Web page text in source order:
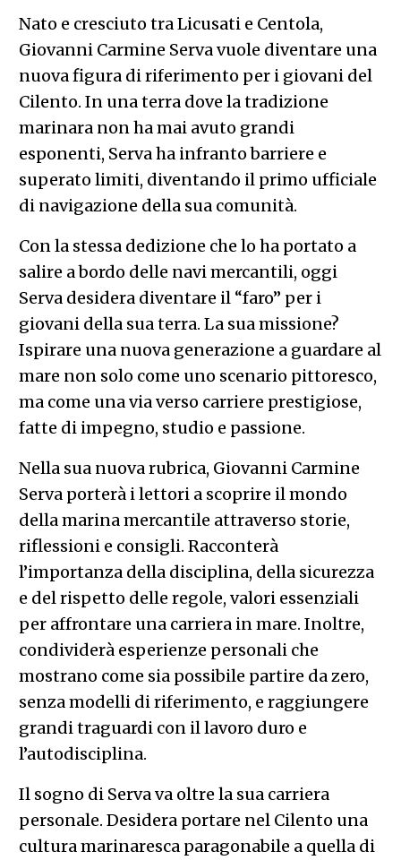
Nato e cresciuto tra Licusati e Centola,
Giovanni Carmine Serva vuole diventare una
nuova figura di riferimento per i giovani del
Cilento. In una terra dove la tradizione
marinara non ha mai avuto grandi
esponenti, Serva ha infranto barriere e
superato limiti, diventando il primo ufficiale
di navigazione della sua comunità.
Con la stessa dedizione che lo ha portato a
salire a bordo delle navi mercantili, oggi
Serva desidera diventare il “faro” per i
giovani della sua terra. La sua missione?
Ispirare una nuova generazione a guardare al
mare non solo come uno scenario pittoresco,
ma come una via verso carriere prestigiose,
fatte di impegno, studio e passione.
Nella sua nuova rubrica, Giovanni Carmine
Serva porterà i lettori a scoprire il mondo
della marina mercantile attraverso storie,
riflessioni e consigli. Racconterà
l’importanza della disciplina, della sicurezza
e del rispetto delle regole, valori essenziali
per affrontare una carriera in mare. Inoltre,
condividerà esperienze personali che
mostrano come sia possibile partire da zero,
senza modelli di riferimento, e raggiungere
grandi traguardi con il lavoro duro e
l’autodisciplina.
Il sogno di Serva va oltre la sua carriera
personale. Desidera portare nel Cilento una
cultura marinaresca paragonabile a quella di